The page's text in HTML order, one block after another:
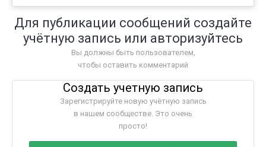
Для публикации сообщений создайте
учётную запись или авторизуйтесь
Вы должны быть пользователем,
чтобы оставить комментарий
Создать учетную запись
Зарегистрируйте новую учётную запись
в нашем сообществе. Это очень
просто!